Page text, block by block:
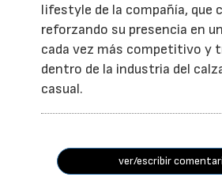
lifestyle de la compañía, que
reforzando su presencia en
cada vez más competitivo y
dentro de la industria del
casual.
ver/escribir